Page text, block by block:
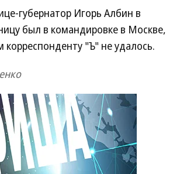
губернатор Игорь Албин в
был в командировке в Москве,
корреспонденту "Ъ" не удалось.